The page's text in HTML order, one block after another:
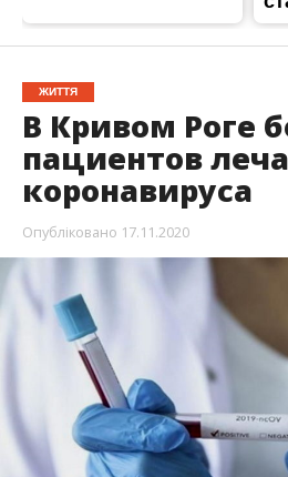
ЖИТТЯ
В Кривом Роге
пациентов
коронавируса
Опубліковано 17.11.2020